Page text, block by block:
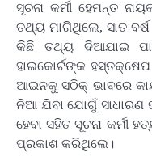
ସୂଚନା କର୍ମୀ ହେମନ୍ତ
ତଥ୍ୟ ମାଗିଥିଲେ, ସାତ
କିଛି ତଥ୍ୟ ଦିଆଯାଇ
ହାଇକୋର୍ଟଙ୍କ
ଆଇନକୁ ସଠିକ୍ ଭାବରେ
ନିଆ ଯିବା ଯୋଗୁଁ ସାଧାରଣ
ହେବା ସହିତ ସୂଚନା କର୍ମୀ
ପ୍ରକାଶ କରିଥିଲେ।